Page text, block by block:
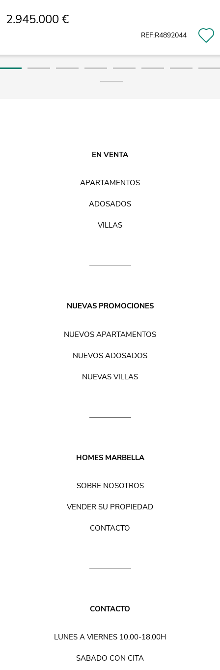
2.945.000 €
REF:R4892044
EN VENTA
APARTAMENTOS
ADOSADOS
VILLAS
NUEVAS PROMOCIONES
NUEVOS APARTAMENTOS
NUEVOS ADOSADOS
NUEVAS VILLAS
HOMES MARBELLA
SOBRE NOSOTROS
VENDER SU PROPIEDAD
CONTACTO
CONTACTO
LUNES A VIERNES 10.00-18.00H
SABADO CON CITA